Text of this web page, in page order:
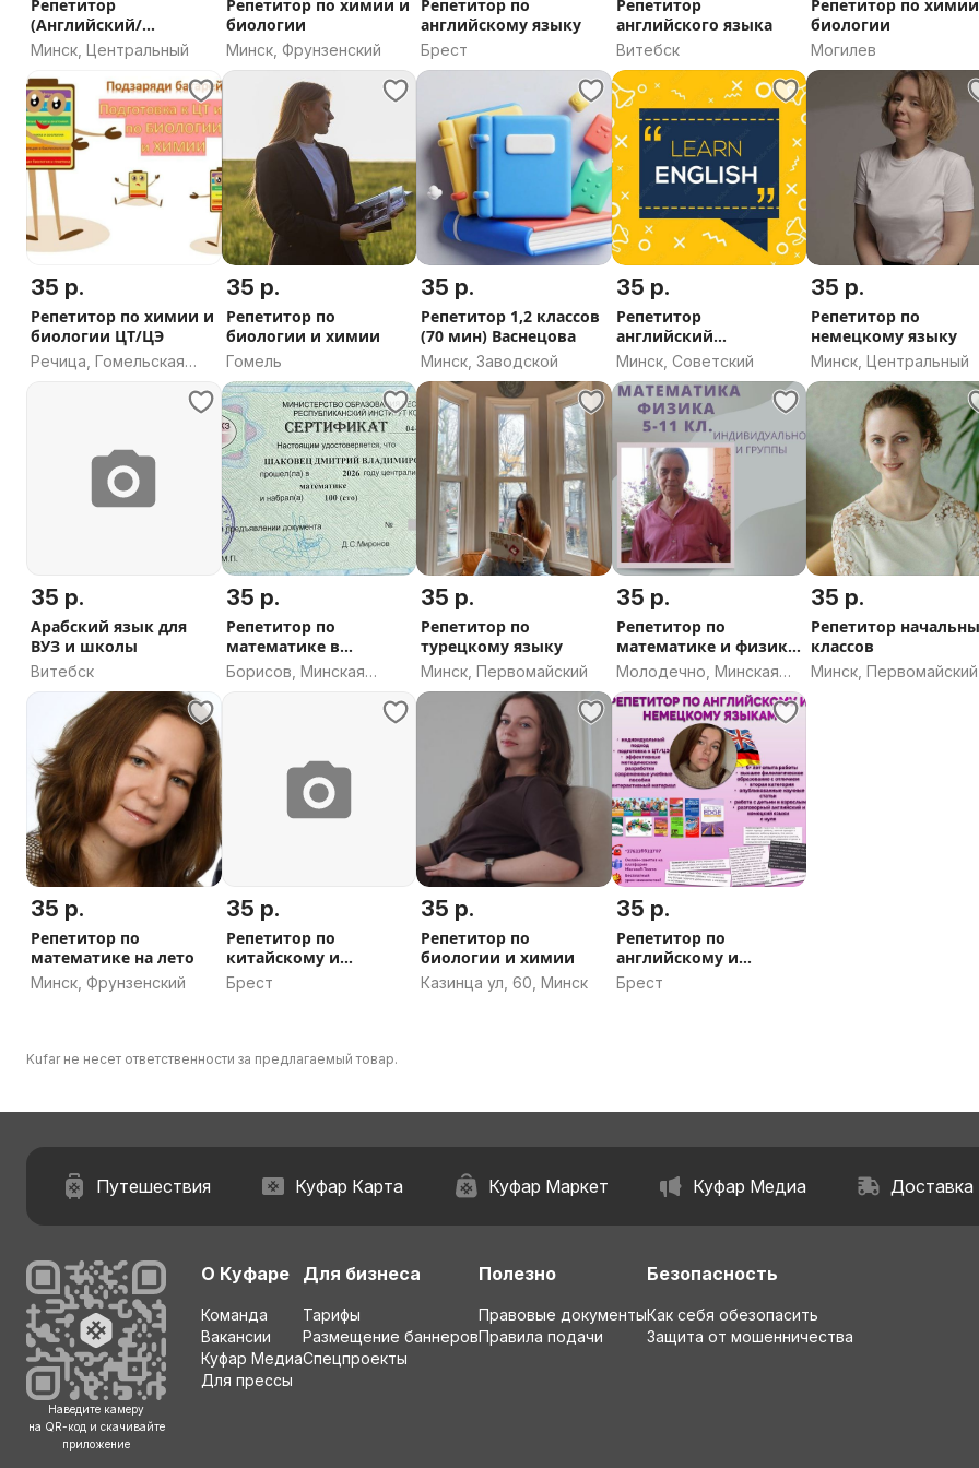
Репетитор
(Английский/
китайский языки)
удаленно
Минск, Центральный
Репетитор по химии и
биологии
Минск, Фрунзенский
Репетитор по
английскому языку
Брест
Репетитор
английского языка
Витебск
Репетитор по
биологии
Могилев
35 р.
Репетитор по химии и
биологии ЦТ/ЦЭ
Речица, Гомельская
35 р.
Репетитор по
биологии и химии
Гомель
35 р.
Репетитор 1,2 классов
(70 мин) Васнецова
Минск, Заводской
35 р.
Репетитор
английский
(General&Business
English)
Минск, Советский
35 р.
Репетитор по
немецкому языку
Минск, Центральный
35 р.
Арабский язык для
ВУЗ и школы
Витебск
35 р.
Репетитор по
математике в
Борисове (9-11 класс)
Борисов, Минская
35 р.
Репетитор по
турецкому языку
Минск, Первомайский
35 р.
Репетитор по
математике и физике.
5 - 11 кл. ЦЭ/ЦТ
Молодечно, Минская
область
35 р.
Репетитор
классов
Минск, Первомайский
35 р.
Репетитор по
математике на лето
Минск, Фрунзенский
35 р.
Репетитор по
китайскому и
английскому
Брест
35 р.
Репетитор по
биологии и химии
Казинца ул, 60, Минск
35 р.
Репетитор по
английскому и
немецкому языкам
Брест
Kufar не несет ответственности за предлагаемый товар.
Путешествия Куфар Карта Куфар Маркет Куфар Медиа Доставка
Наведите камеру
на QR-код и скачивайте
приложение
О Куфаре
Команда
Вакансии
Куфар Медиа
Для прессы
Для бизнеса
Тарифы
Размещение баннеров
Спецпроекты
Полезно
Правовые документы
Правила подачи
Безопасность
Как себя обезопасить
Защита от мошенничества